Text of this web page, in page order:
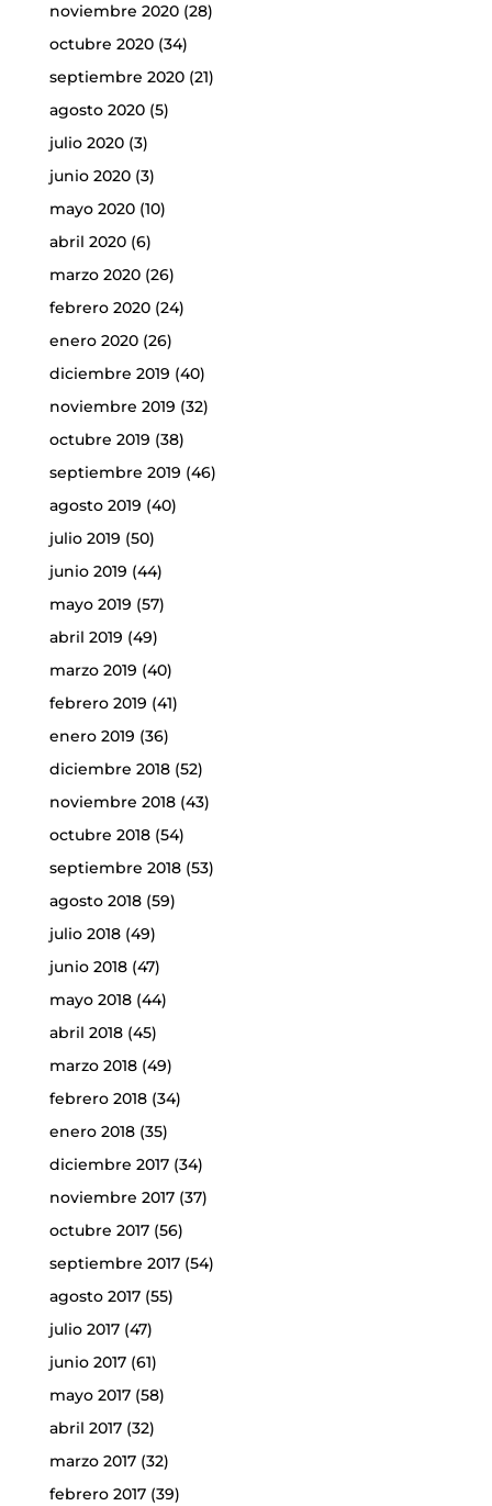
noviembre 2020(28)
octubre 2020(34)
septiembre 2020(21)
agosto 2020(5)
julio 2020(3)
junio 2020(3)
mayo 2020(10)
abril 2020(6)
marzo 2020(26)
febrero 2020(24)
enero 2020(26)
diciembre 2019 (40)
noviembre 2019 (32)
octubre 2019 (38)
septiembre 2019 (46)
agosto 2019 (40)
julio 2019 (50)
junio 2019 (44)
mayo 2019 (57)
abril 2019 (49)
marzo 2019 (40)
febrero 2019 (41)
enero 2019 (36)
diciembre 2018(52)
noviembre 2018(43)
octubre 2018(54)
septiembre 2018(53)
agosto 2018(59)
julio 2018(49)
junio 2018(47)
mayo 2018(44)
abril 2018(45)
marzo 2018(49)
febrero 2018(34)
enero 2018(35)
diciembre 2017(34)
noviembre 2017(37)
octubre 2017(56)
septiembre 2017(54)
agosto 2017(55)
julio 2017(47)
junio 2017(61)
mayo 2017(58)
abril 2017(32)
marzo 2017(32)
febrero 2017(39)